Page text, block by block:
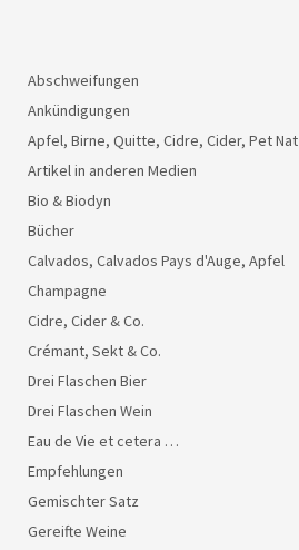
Abschweifungen
Ankündigungen
Apfel, Birne, Quitte, Cidre, Cider, Pet Nat
Artikel in anderen Medien
Bio & Biodyn
Bücher
Calvados, Calvados Pays d'Auge, Apfel
Champagne
Cidre, Cider & Co.
Crémant, Sekt & Co.
Drei Flaschen Bier
Drei Flaschen Wein
Eau de Vie et cetera …
Empfehlungen
Gemischter Satz
Gereifte Weine